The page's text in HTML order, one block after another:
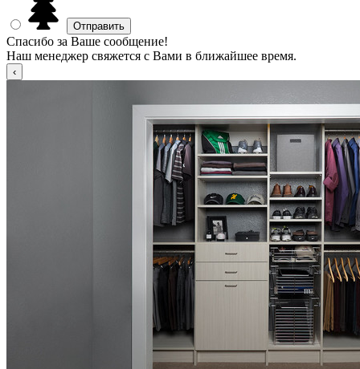
Спасибо за Ваше сообщение!
Наш менеджер свяжется с Вами в ближайшее время.